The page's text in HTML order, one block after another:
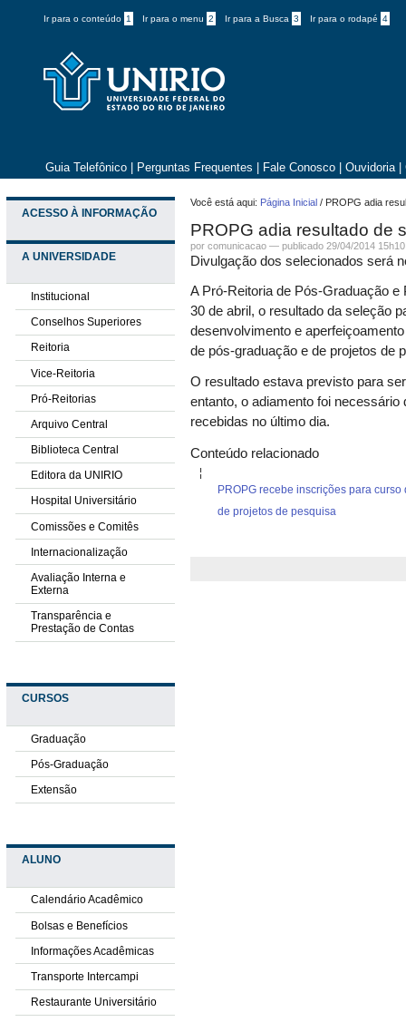
Ir para o conteúdo 1 Ir para o menu 2 Ir para a Busca 3 Ir para o rodapé 4
Guia Telefônico Perguntas Frequentes Fale Conosco Ouvidoria
ACESSO À INFORMAÇÃO
A UNIVERSIDADE
Institucional
Conselhos Superiores
Reitoria
Vice-Reitoria
Pró-Reitorias
Arquivo Central
Biblioteca Central
Editora da UNIRIO
Hospital Universitário
Comissões e Comitês
Internacionalização
Avaliação Interna e
Externa
Transparência e
Prestação de Contas
CURSOS
Graduação
Pós-Graduação
Extensão
ALUNO
Calendário Acadêmico
Bolsas e Benefícios
Informações Acadêmicas
Transporte Intercampi
Restaurante Universitário
Você está aqui: Página Inicial / PROPG adia
PROPG adia resultado de
por comunicacao —publicado 29/04/2014
Divulgação dos selecionados será
A Pró-Reitoria de Pós-Graduação
30 de abril, o resultado da seleção
desenvolvimento e
de pós-graduação e de projetos de
O resultado estava previsto para
entanto, o adiamento foi
recebidas no último dia.
Conteúdo relacionado
PROPG recebe inscrições para
de projetos de pesquisa